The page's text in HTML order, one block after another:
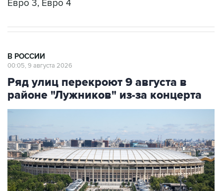
Ряд улиц перекроют 9 августа в
районе "Лужников" из-за концерта